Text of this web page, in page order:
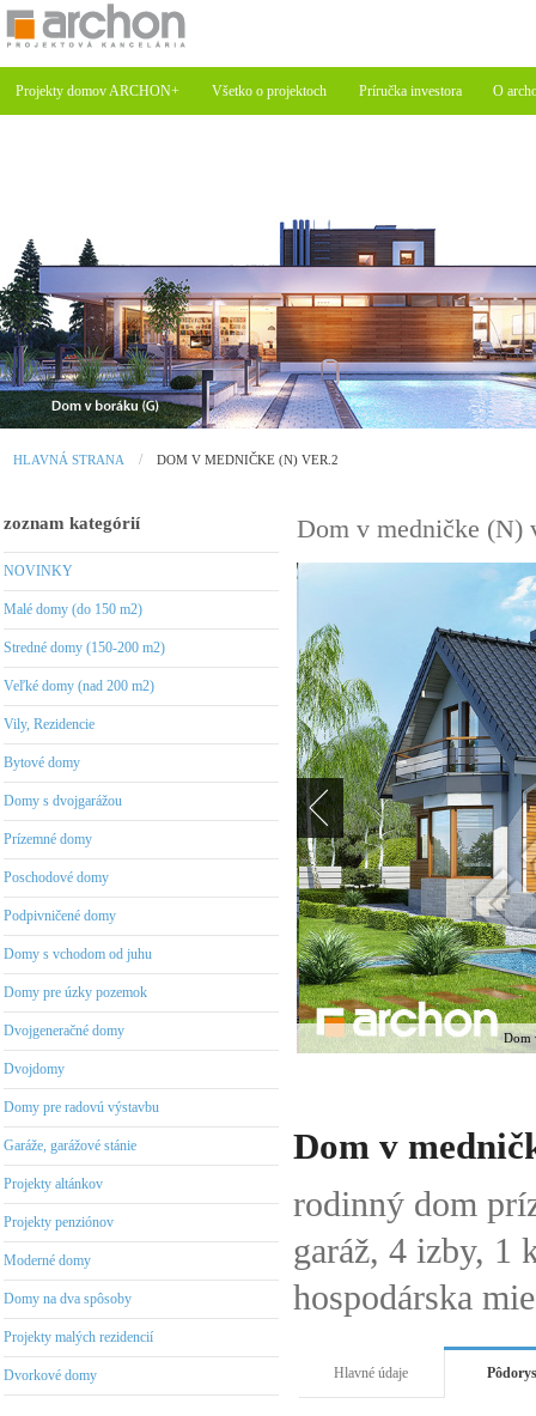
Projekty domov ARCHON+ Všetko o projektoch Príručka investora O
HLAVNÁ STRANA DOM V MEDNIČKE (N) VER.2
zoznam kategórií
NOVINKY
Malé domy (do 150 m2)
Stredné domy (150-200 m2)
Veľké domy (nad 200 m2)
Vily, Rezidencie
Bytové domy
Domy s dvojgarážou
Prízemné domy
Poschodové domy
Podpivničené domy
Domy s vchodom od juhu
Domy pre úzky pozemok
Dvojgeneračné domy
Dvojdomy
Domy pre radovú výstavbu
Garáže, garážové stánie
Projekty altánkov
Projekty penziónov
Moderné domy
Domy na dva spôsoby
Projekty malých rezidencií
Dvorkové domy
Dom v medničke (N)
Dom
Dom v
rodinný dom
garáž, 4 izby, 1
hospodárska
Hlavné údaje